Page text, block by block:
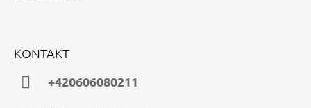
KONTAKT
+420606080211